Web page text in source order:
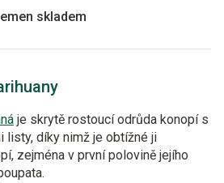
skladem
je skrytě rostoucí odrůda konopí s
listy, díky nimž je obtížné ji
zejména v první polovině jejího